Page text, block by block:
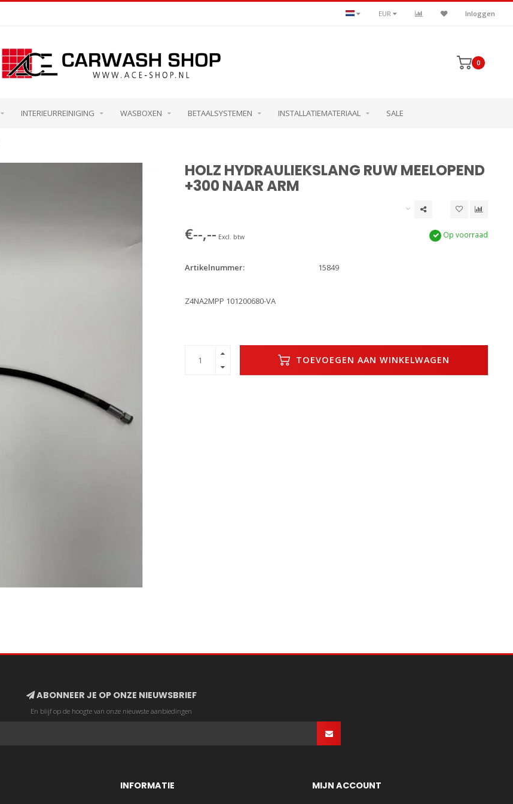
EUR Inloggen
0
INTERIEURREINIGING WASBOXEN BETAALSYSTEMEN INSTALLATIEMATERIAAL SALE
HOLZ HYDRAULIEKSLANG RUW MEELOPEND
+300 NAAR ARM
€--,-- Excl. btw Op voorraad
Artikelnummer: 15849
Z4NA2MPP 101200680-VA
TOEVOEGEN AAN WINKELWAGEN
ABONNEER JE OP ONZE NIEUWSBRIEF
En blijf op de hoogte van onze nieuwste aanbiedingen
INFORMATIE MIJN ACCOUNT